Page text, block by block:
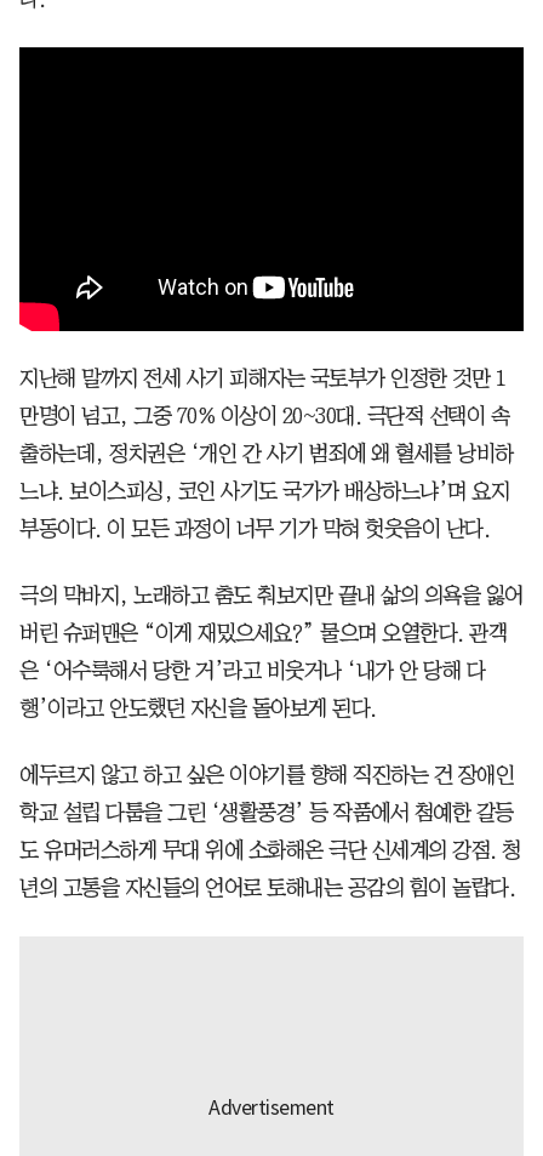
지난해 말까지 전세 사기 피해자는 국토부가 인정한 것만 1
만명이 넘고, 그중 70% 이상이 20~30대. 극단적 선택이 속
출하는데, 정치권은 ‘개인 간 사기 범죄에 왜 혈세를 낭비하
느냐. 보이스피싱, 코인 사기도 국가가 배상하느냐’며 요지
부동이다. 이 모든 과정이 너무 기가 막혀 헛웃음이 난다.
극의 막바지, 노래하고 춤도 춰보지만 끝내 삶의 의욕을 잃어
버린 슈퍼맨은 “이게 재밌으세요?” 물으며 오열한다. 관객
은 ‘어수룩해서 당한 거’라고 비웃거나 ‘내가 안 당해 다
행’이라고 안도했던 자신을 돌아보게 된다.
에두르지 않고 하고 싶은 이야기를 향해 직진하는 건 장애인
학교 설립 다툼을 그린 ‘생활풍경’ 등 작품에서 첨예한 갈등
도 유머러스하게 무대 위에 소화해온 극단 신세계의 강점. 청
년의 고통을 자신들의 언어로 토해내는 공감의 힘이 놀랍다.